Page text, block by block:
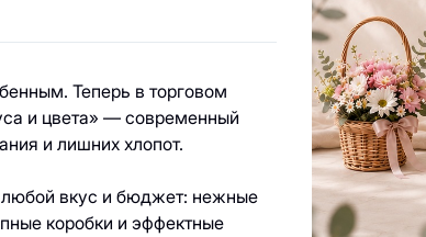
Теперь в торговом
и цвета» — современный
и лишних хлопот.
вкус и бюджет: нежные
коробки и эффектные